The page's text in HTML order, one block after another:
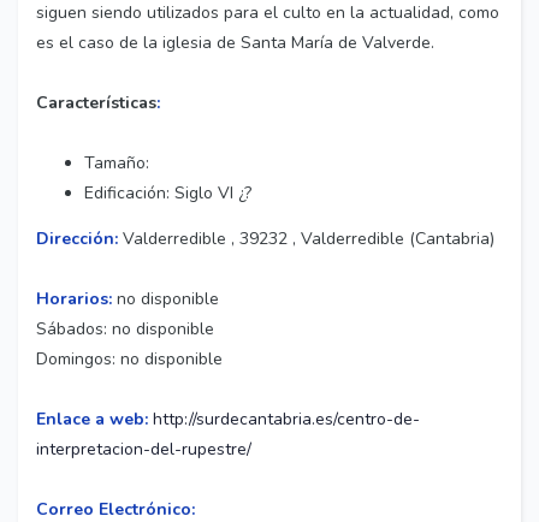
siguen siendo utilizados para el culto en la actualidad, como
es el caso de la iglesia de Santa María de Valverde.
Características:
Tamaño:
Edificación: Siglo VI ¿?
Dirección: Valderredible , 39232 , Valderredible (Cantabria)
Horarios: no disponible
Sábados: no disponible
Domingos: no disponible
Enlace a web: http://surdecantabria.es/centro-de-
interpretacion-del-rupestre/
Correo Electrónico: